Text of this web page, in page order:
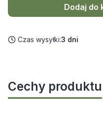
Dodaj do
Czas wysyłki:3 dni
Cechy produktu